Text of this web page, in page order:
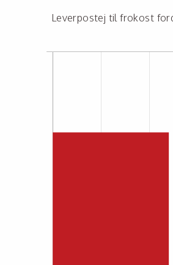
Leverpostej til frokost